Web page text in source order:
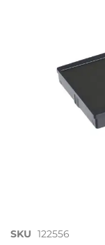
Ga
SKU 122556